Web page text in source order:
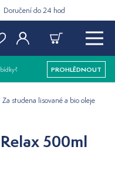
Doručení do 24 hod
PROHLÉDNOUT
Za studena lisované a bio oleje
500ml